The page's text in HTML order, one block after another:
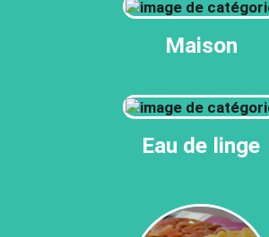
Maison
Eau de linge